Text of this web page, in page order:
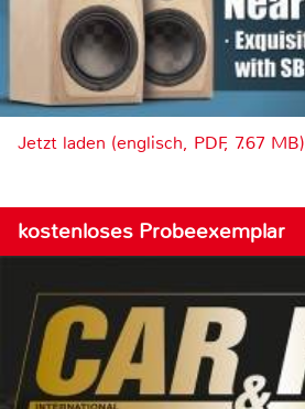
Jetzt laden (englisch, PDF, 7.67 MB)
kostenloses Probeexemplar